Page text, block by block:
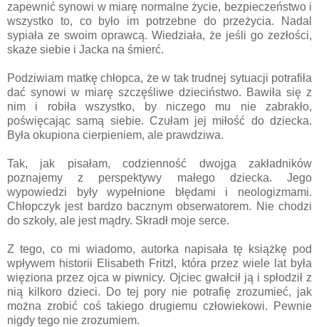
zapewnić synowi w miarę normalne życie, bezpieczeństwo i
wszystko to, co było im potrzebne do przeżycia. Nadal
sypiała ze swoim oprawcą. Wiedziała, że jeśli go zezłości,
skaże siebie i Jacka na śmierć.
Podziwiam matkę chłopca, że w tak trudnej sytuacji potrafiła
dać synowi w miarę szczęśliwe dzieciństwo. Bawiła się z
nim i robiła wszystko, by niczego mu nie zabrakło,
poświęcając samą siebie. Czułam jej miłość do dziecka.
Była okupiona cierpieniem, ale prawdziwa.
Tak, jak pisałam, codzienność dwojga zakładników
poznajemy z perspektywy małego dziecka. Jego
wypowiedzi były wypełnione błędami i neologizmami.
Chłopczyk jest bardzo bacznym obserwatorem. Nie chodzi
do szkoły, ale jest mądry. Skradł moje serce.
Z tego, co mi wiadomo, autorka napisała tę książkę pod
wpływem historii Elisabeth Fritzl, która przez wiele lat była
więziona przez ojca w piwnicy. Ojciec gwałcił ją i spłodził z
nią kilkoro dzieci. Do tej pory nie potrafię zrozumieć, jak
można zrobić coś takiego drugiemu człowiekowi. Pewnie
nigdy tego nie zrozumiem.